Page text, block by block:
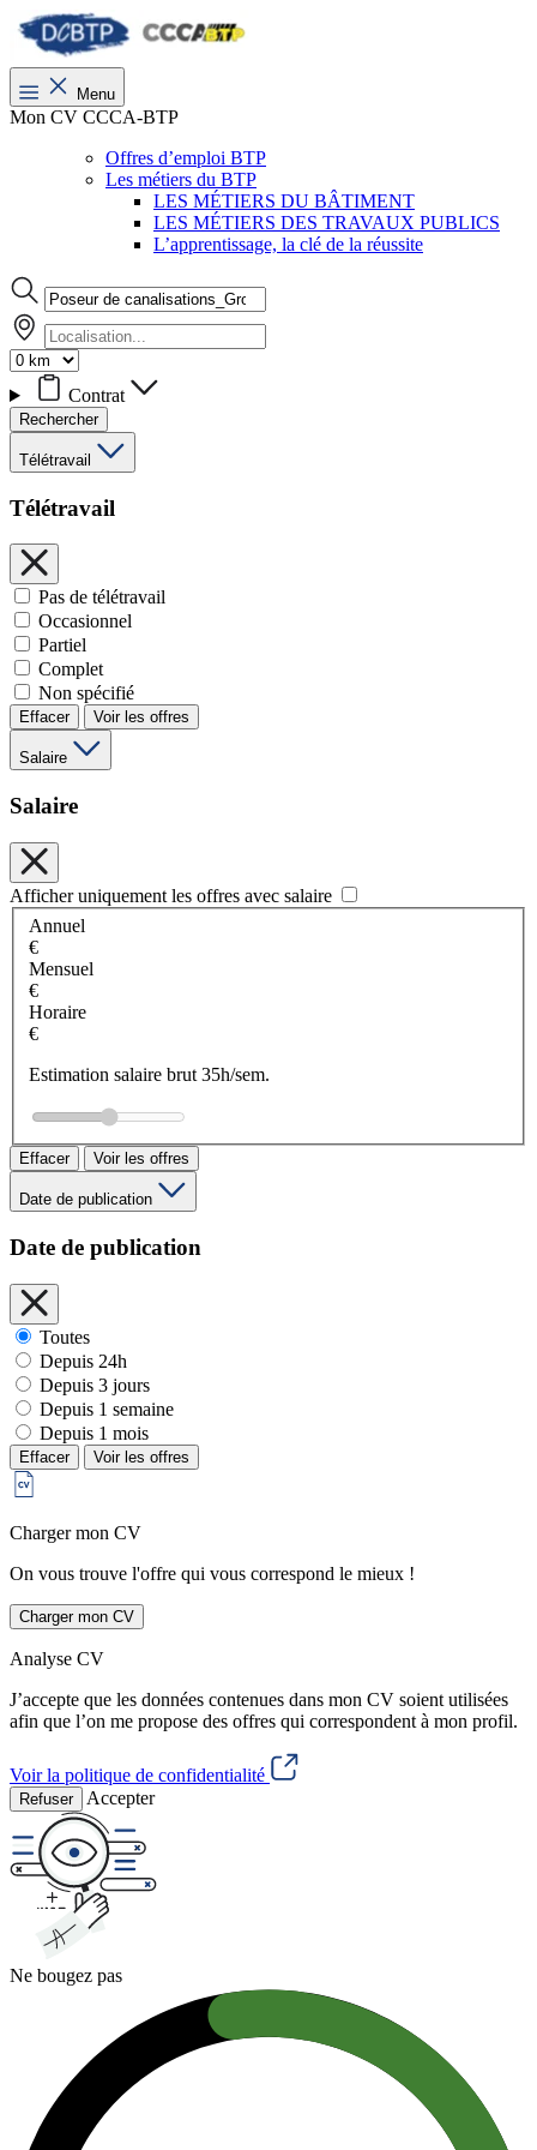
Menu
Mon CV CCCA-BTP
Offres d’emploi BTP
Les métiers du BTP
LES MÉTIERS DU BÂTIMENT
LES MÉTIERS DES TRAVAUX PUBLICS
L’apprentissage, la clé de la réussite
Contrat
Rechercher
Télétravail
Télétravail
Pas de télétravail
Occasionnel
Partiel
Complet
Non spécifié
Effacer Voir les offres
Salaire
Salaire
Afficher uniquement les offres avec salaire
Annuel
€
Mensuel
€
Horaire
€
Estimation salaire brut 35h/sem.
Effacer Voir les offres
Date de publication
Date de publication
Toutes
Depuis 24h
Depuis 3 jours
Depuis 1 semaine
Depuis 1 mois
Effacer Voir les offres
Charger mon CV
On vous trouve l'offre qui vous correspond le mieux !
Charger mon CV
Analyse CV
J’accepte que les données contenues dans mon CV soient utilisées
afin que l’on me propose des offres qui correspondent à mon profil.
Voir la politique de confidentialité
Refuser Accepter
Ne bougez pas